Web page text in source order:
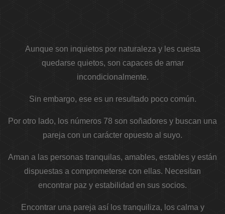
Aunque son inquietos por naturaleza y les cuesta
quedarse quietos, son capaces de amar
incondicionalmente.
Sin embargo, ese es un resultado poco común.
Por otro lado, los números 78 son soñadores y buscan una
pareja con un carácter opuesto al suyo.
Aman a las personas tranquilas, amables, estables y están
dispuestas a comprometerse con ellas. Necesitan
encontrar paz y estabilidad en sus socios.
Encontrar una pareja así los tranquiliza, los calma y